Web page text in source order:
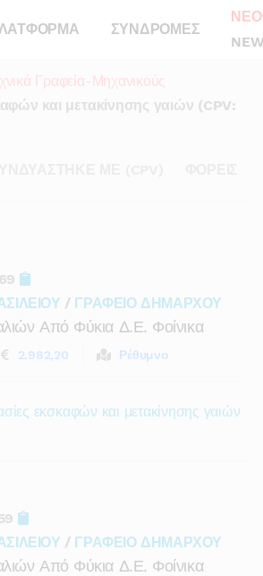
ΣΥΝΔΡΟΜΕΣ
Γραφεία-Μηχανικούς
και μετακίνησης γαιών (CPV:
/ ΓΡΑΦΕΙΟ ΔΗΜΑΡΧΟΥ
Από Φύκια Δ.ε. Φοίνικα
2.982,20 Ρέθυμνο
εκσκαφών και μετακίνησης γαιών
/ ΓΡΑΦΕΙΟ ΔΗΜΑΡΧΟΥ
Από Φύκια Δ.ε. Φοίνικα